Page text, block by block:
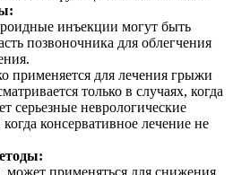
инъекции могут быть
позвоночника для облегчения
применяется для лечения грыжи
только в случаях, когда
серьезные неврологические
консервативное лечение не